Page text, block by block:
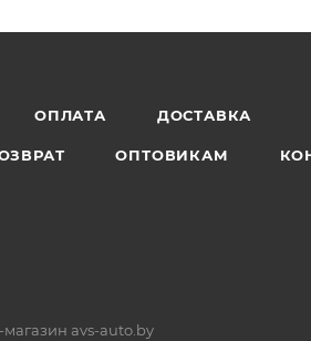
ОПЛАТА ДОСТАВКА
ОПТОВИКАМ
avs-auto.by